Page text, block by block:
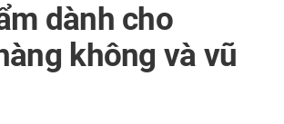
dành cho
không và vũ